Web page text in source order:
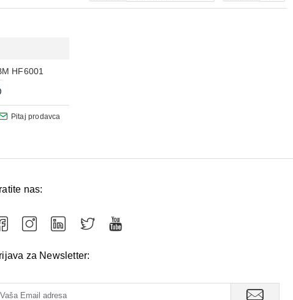
HF6001
Pitaj prodavca
nas:
za Newsletter: